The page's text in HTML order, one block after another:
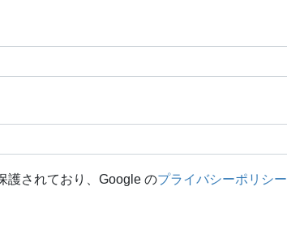
護されており、Google のプライバシーポリシー